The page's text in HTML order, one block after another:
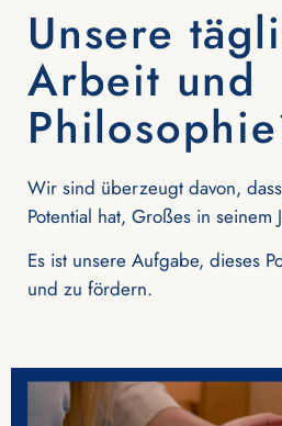
Unsere
Arbeit und
Wir sind überzeugt davon,
Potential hat, Großes in seinem
Es ist unsere Aufgabe, dieses
und zu fördern.